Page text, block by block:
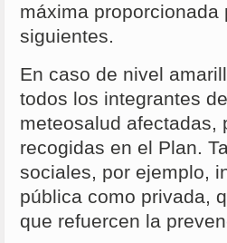
máxima
siguientes.
En caso de nivel
todos los integrantes
meteosalud afectadas,
recogidas en el Plan.
sociales, por ejemplo,
pública como privada,
que refuercen la